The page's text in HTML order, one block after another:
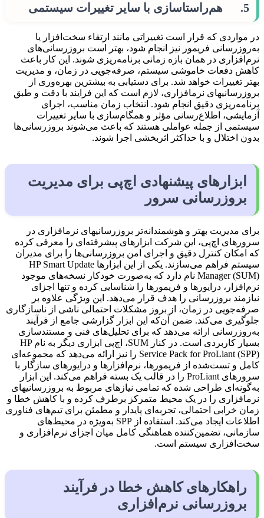
5. هم‌راستاسازی با سایر تغییرات سیستمی
در مواردی که قرار است تغییراتی مانند ارتقاء سخت‌افزار یا
به‌روزرسانی فریمور نیز انجام شود، بهتر است بروزرسانی‌های
نرم‌افزاری در همان بازه زمانی برنامه‌ریزی شوند. این کار باعث
کاهش دفعات خاموشی سیستم، صرفه‌جویی در زمان، و مدیریت
بهتر تغییرات خواهد شد. برای دستیابی به بیشترین بهره‌وری از
بروزرسانی­های نرم­افزاری، لازم است که این فرایند با دقت و طبق
برنامه‌ریزی دقیق انجام شود. انتخاب زمان مناسب، اجرای
آزمایشی، اطلاع‌رسانی مؤثر و همگام‌سازی با سایر تغییرات
سیستمی از جمله عواملی هستند که باعث می‌شوند بروزرسانی‌ها
بدون اختلال و با حداکثر اثربخشی اجرا شوند.
ابزارهای پیشنهادی اچ‌پی برای مدیریت
بروزرسانی سرور
برای مدیریت بهتر و هوشمندانه‌تر بروزرسانی­های نرم­افزاری در
سرورهای اچ‌پی، این شرکت ابزارهای پیشرفته‌ای را معرفی کرده
که امکان کنترل دقیق و اجرای امن بروزرسانی‌ها را برای مدیران
سیستم فراهم می‌سازند. یکی از این ابزارها HP Smart Update
Manager (SUM) نام دارد که به‌صورت خودکار نسخه‌های موجود
نرم‌افزار، درایورها و فریمورها را شناسایی کرده و تنها اجزای
نیازمند بروزرسانی را هدف قرار می‌دهد. این ویژگی علاوه بر
صرفه‌جویی در زمان، از بروز مشکلات احتمالی ناشی از ناسازگاری
جلوگیری می‌کند. ضمن آن‌که این ابزار گزارشی جامع از فرآیند
به‌روزرسانی ارائه می‌دهد که برای تحلیل‌های فنی و مستندسازی
بسیار کاربردی است. در کنار SUM، اچ‌پی ابزاری دیگر به نام HP
Service Pack for ProLiant (SPP) را نیز ارائه می‌دهد که مجموعه‌ای
کامل و تست‌شده از فریمورها، نرم‌افزارها و درایورهای سازگار با
سرورهای ProLiant را در قالب یک بسته فراهم می‌کند. این ابزار
به‌گونه‌ای طراحی شده که تمامی نیازهای مربوط به بروزرسانی­های
نرم­افزاری را در یک محیط متمرکز برطرف کرده و با کاهش خطا و
زمان خرابی احتمالی، تجربه‌ای پایدار و مطمئن برای تیم‌های فناوری
اطلاعات ایجاد می‌کند. استفاده از SPP به‌ویژه در محیط‌های
سازمانی، تضمین‌کننده هماهنگی کامل میان اجزای نرم‌افزاری و
سخت‌افزاری سیستم است.
راهکارهای کاهش خطا در فرآیند
بروزرسانی نرم‌افزاری